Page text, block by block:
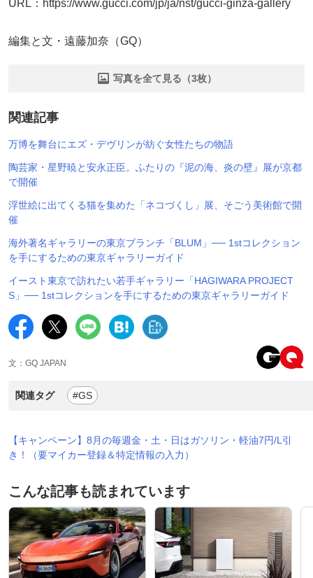
URL：https://www.gucci.com/jp/ja/nst/gucci-ginza-gallery
編集と文・遠藤加奈（GQ）
写真を全て見る（3枚）
関連記事
万博を舞台にエズ・デヴリンが紡ぐ女性たちの物語
陶芸家・星野暁と安永正臣。ふたりの『泥の海、炎の壁』展が京都
で開催
浮世絵に出てくる猫を集めた「ネコづくし」展、そごう美術館で開
催
海外著名ギャラリーの東京ブランチ「BLUM」── 1stコレクション
を手にするための東京ギャラリーガイド
イースト東京で訪れたい若手ギャラリー「HAGIWARA PROJECT
S」── 1stコレクションを手にするための東京ギャラリーガイド
文：GQ JAPAN
関連タグ #GS
【キャンペーン】8月の毎週金・土・日はガソリン・軽油7円/L引
き！（要マイカー登録＆特定情報の入力）
こんな記事も読まれています